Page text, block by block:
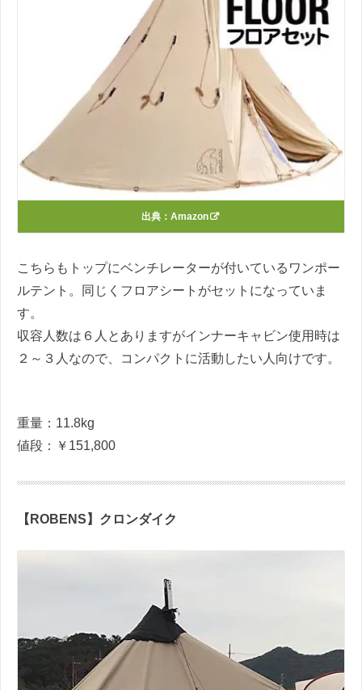
出典： Amazon
こちらもトップにベンチレーターが付いているワンポー
ルテント。同じくフロアシートがセットになっていま
す。
収容人数は６人とありますがインナーキャビン使用時は
２～３人なので、コンパクトに活動したい人向けです。
重量：11.8kg
値段：￥151,800
【ROBENS】クロンダイク